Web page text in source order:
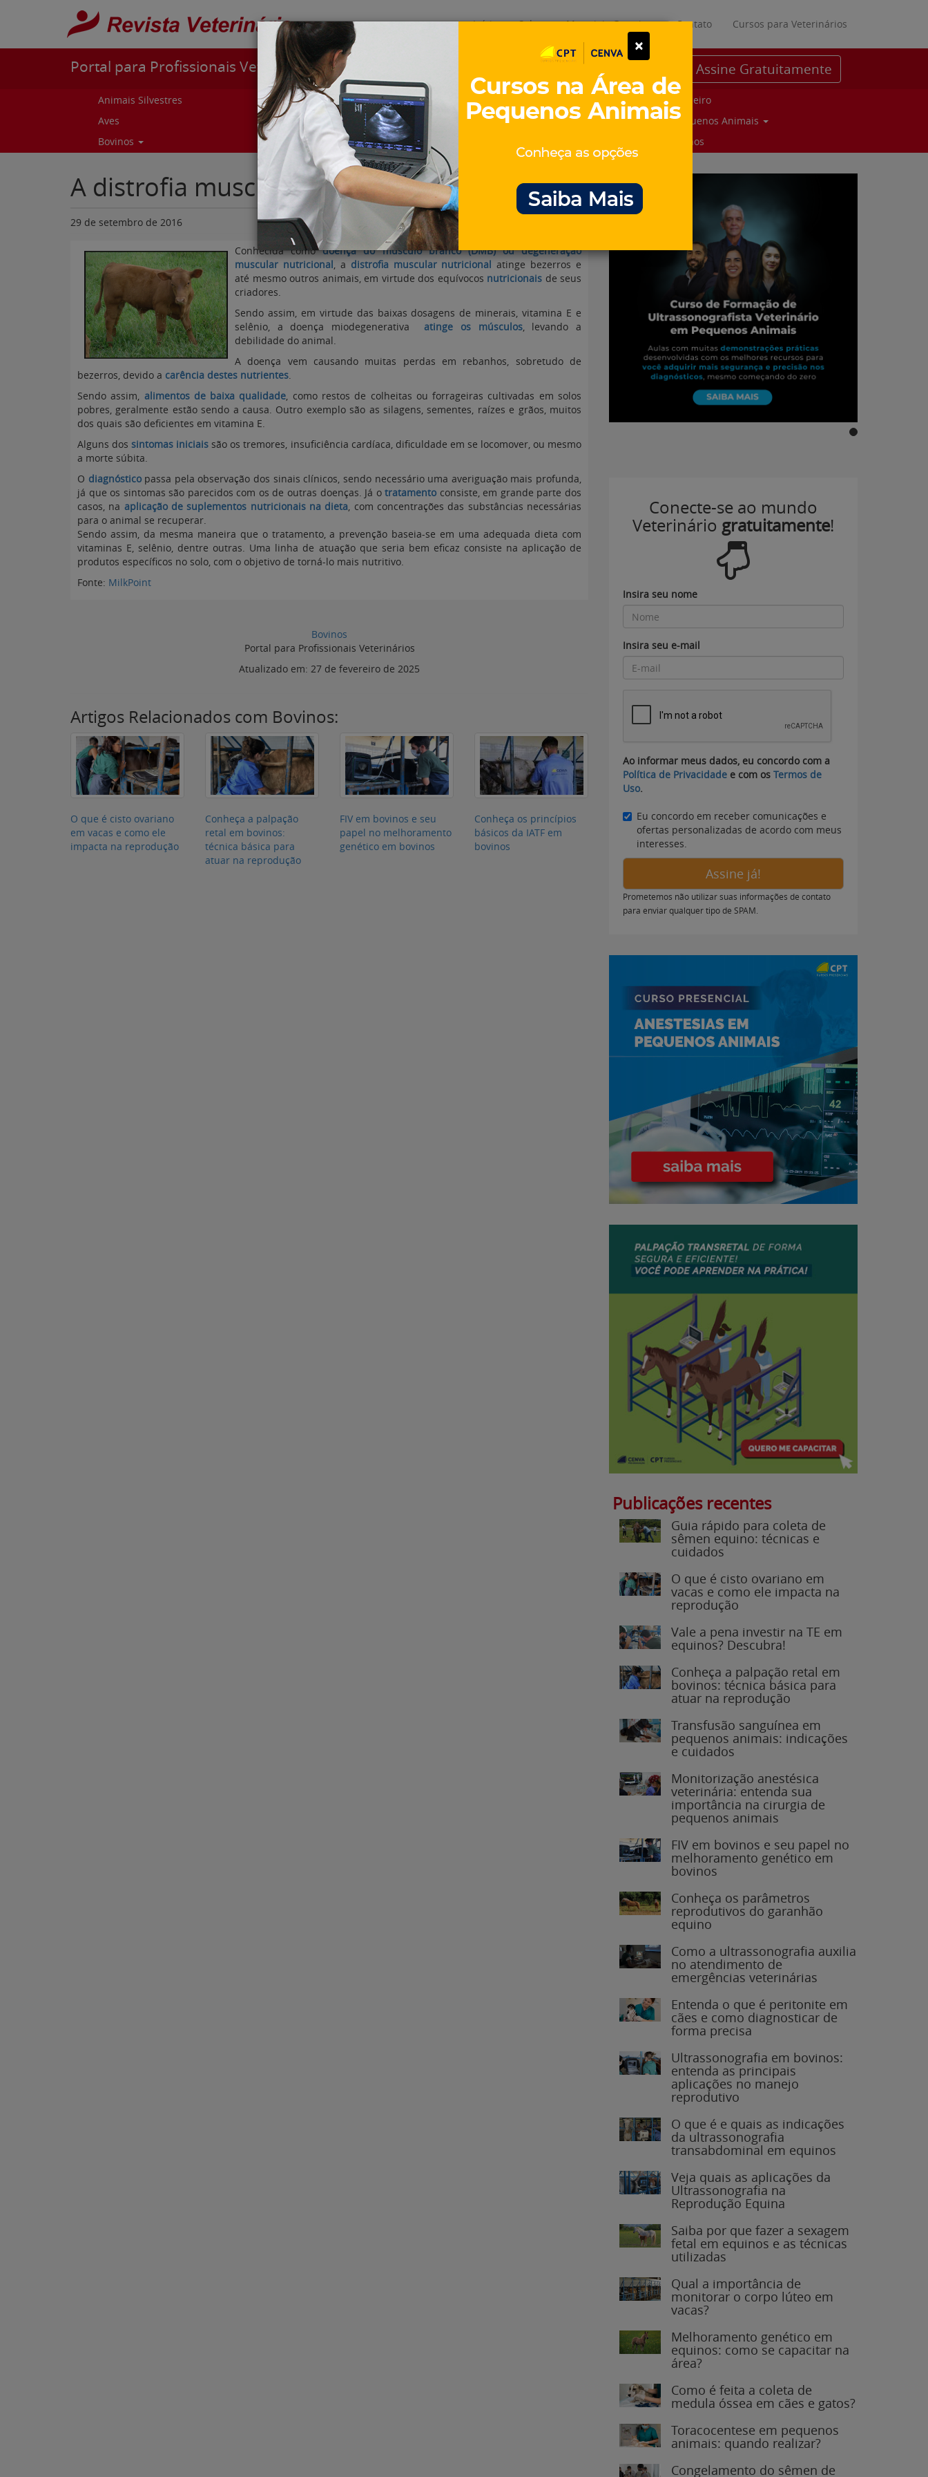
Pular para o conteúdo
Início Sobre Materiais Gratuitos Contato Cursos para Veterinários
Portal para Profissionais Veterinários Assine Gratuitamente
Animais Silvestres
Aves
Bovinos
Caprinos e ovinos
Curiosidades
Cursos e Eventos
Equinos
Parceiro
Pequenos Animais
Suinos
A distrofia muscular nutricional em bezerros
29 de setembro de 2016
Conhecida comodoença do músculo branco (DMB) ou degeneração
muscular nutricional, a distrofia muscular nutricional atinge bezerros e
até mesmo outros animais, em virtude dos equívocos nutricionais de seus
criadores.
Sendo assim, em virtude das baixas dosagens de minerais, vitamina E e
selênio, a doença miodegenerativaatinge os músculos, levando a
debilidade do animal.
A doença vem causando muitas perdas em rebanhos, sobretudo de
bezerros, devido a carência destes nutrientes.
Sendo assim, alimentos de baixa qualidade, como restos de colheitas ou forrageiras cultivadas em solos
pobres, geralmente estão sendo a causa. Outro exemplo são as silagens, sementes, raízes e grãos, muitos
dos quais são deficientes em vitamina E.
Alguns dossintomas iniciais são os tremores, insuficiência cardíaca, dificuldade em se locomover, ou mesmo
a morte súbita.
O diagnóstico passa pela observação dos sinais clínicos, sendo necessário uma averiguação mais profunda,
já que os sintomas são parecidos com os de outras doenças. Já otratamento consiste, em grande parte dos
casos, na aplicação de suplementos nutricionais na dieta, com concentrações das substâncias necessárias
para o animal se recuperar.
Sendo assim, da mesma maneira que o tratamento, a prevenção baseia-se em uma adequada dieta com
vitaminas E, selênio, dentre outras. Uma linha de atuação que seria bem eficaz consiste na aplicação de
produtos específicos no solo, com o objetivo de torná-lo mais nutritivo.
Fonte: MilkPoint
Bovinos
Portal para Profissionais Veterinários
Atualizado em: 27 de fevereiro de 2025
Artigos Relacionados com Bovinos:
O que é cisto ovariano
em vacas e como ele
impacta na reprodução
Conheça a palpação
retal em bovinos:
técnica básica para
atuar na reprodução
FIV em bovinos e seu
papel no melhoramento
genético em bovinos
Conheça os princípios
básicos da IATF em
bovinos
Conecte-se ao mundo
Veterinário gratuitamente!
Insira seu nome
Insira seu e-mail
Ao informar meus dados, eu concordo com a
Política de Privacidade e com os Termos de
Uso.
Eu concordo em receber comunicações e
ofertas personalizadas de acordo com meus
interesses.
Assine já!
Prometemos não utilizar suas informações de contato
para enviar qualquer tipo de SPAM.
Publicações recentes
Guia rápido para coleta de
sêmen equino: técnicas e
cuidados
O que é cisto ovariano em
vacas e como ele impacta na
reprodução
Vale a pena investir na TE em
equinos? Descubra!
Conheça a palpação retal em
bovinos: técnica básica para
atuar na reprodução
Transfusão sanguínea em
pequenos animais: indicações
e cuidados
Monitorização anestésica
veterinária: entenda sua
importância na cirurgia de
pequenos animais
FIV em bovinos e seu papel no
melhoramento genético em
bovinos
Conheça os parâmetros
reprodutivos do garanhão
equino
Como a ultrassonografia auxilia
no atendimento de
emergências veterinárias
Entenda o que é peritonite em
cães e como diagnosticar de
forma precisa
Ultrassonografia em bovinos:
entenda as principais
aplicações no manejo
reprodutivo
O que é e quais as indicações
da ultrassonografia
transabdominal em equinos
Veja quais as aplicações da
Ultrassonografia na
Reprodução Equina
Saiba por que fazer a sexagem
fetal em equinos e as técnicas
utilizadas
Qual a importância de
monitorar o corpo lúteo em
vacas?
Melhoramento genético em
equinos: como se capacitar na
área?
Como é feita a coleta de
medula óssea em cães e gatos?
Toracocentese em pequenos
animais: quando realizar?
Congelamento do sêmen de
×